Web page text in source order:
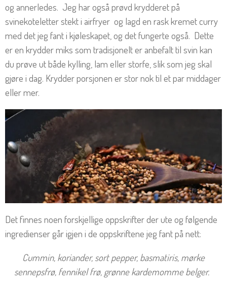
og annerledes. Jeg har også prøvd krydderet på
svinekoteletter stekt i airfryer og lagd en rask kremet curry
med det jeg fant i kjøleskapet, og det fungerte også. Dette
er en krydder miks som tradisjonelt er anbefalt til svin kan
du prøve ut både kylling, lam eller storfe, slik som jeg skal
gjøre i dag. Krydder porsjonen er stor nok til et par middager
eller mer.
Det finnes noen forskjellige oppskrifter der ute og følgende
ingredienser går igjen i de oppskriftene jeg fant på nett:
Cummin, koriander, sort pepper, basmatiris, mørke
sennepsfrø, fennikel frø, grønne kardemomme belger.